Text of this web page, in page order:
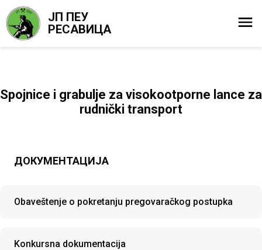
ЈП ПЕУ
РЕСАВИЦА
Spojnice i grabulje za visokootporne lance za
rudnički transport
ДОКУМЕНТАЦИЈА
Obaveštenje o pokretanju pregovaračkog postupka
Konkursna dokumentacija